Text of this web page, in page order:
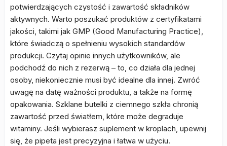
potwierdzających czystość i zawartość składników
aktywnych. Warto poszukać produktów z certyfikatami
jakości, takimi jak GMP (Good Manufacturing Practice),
które świadczą o spełnieniu wysokich standardów
produkcji. Czytaj opinie innych użytkowników, ale
podchodź do nich z rezerwą – to, co działa dla jednej
osoby, niekoniecznie musi być idealne dla innej. Zwróć
uwagę na datę ważności produktu, a także na formę
opakowania. Szklane butelki z ciemnego szkła chronią
zawartość przed światłem, które może degraduje
witaminy. Jeśli wybierasz suplement w kroplach, upewnij
się, że pipeta jest precyzyjna i łatwa w użyciu.